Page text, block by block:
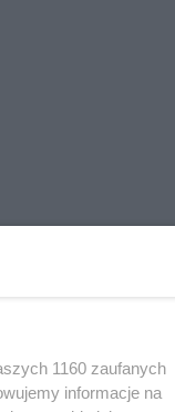
1160 zaufanych
informacje na